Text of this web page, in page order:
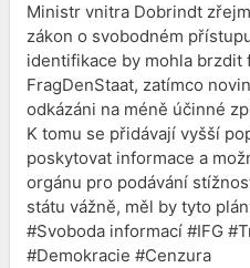
Ministr vnitra Dobrindt
zákon o svobodném
identifikace by mohla brzdit
FragDenStaat, zatímco
odkázáni na méně účinné
K tomu se přidávají vyšší
poskytovat informace a
orgánu pro podávání
státu vážně, měl by tyto
#Svoboda informací #IFG
#Demokracie #Cenzura